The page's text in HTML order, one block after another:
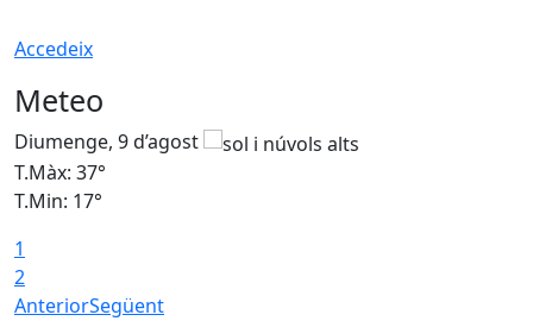
Accedeix
Meteo
Diumenge, 9 d’agost
T.Màx: 37°
T.Min: 17°
1
2
AnteriorSegüent